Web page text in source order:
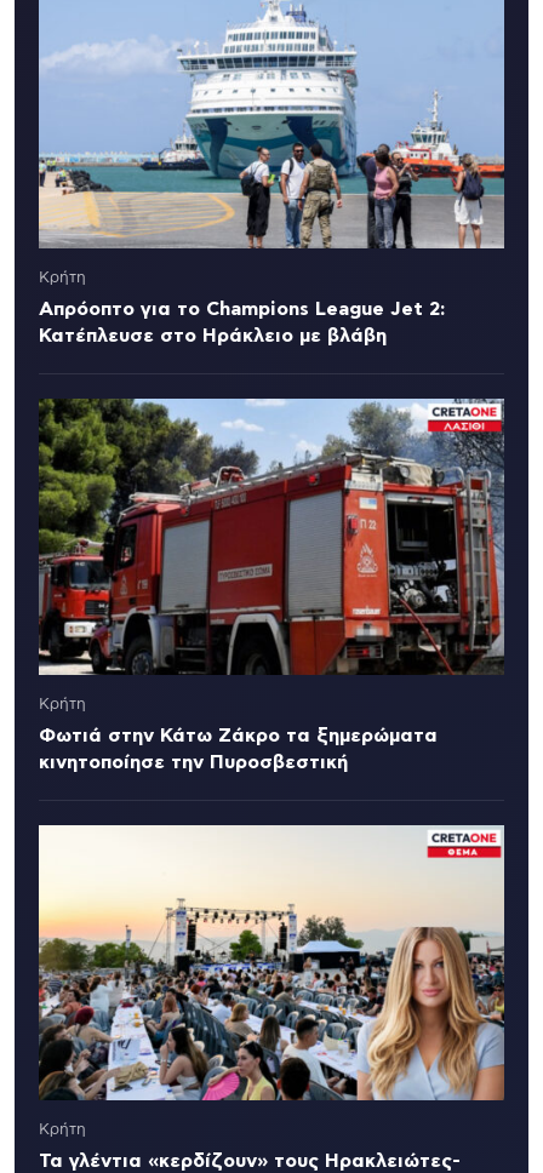
Κρήτη
Απρόοπτο για το Champions League Jet 2:
Κατέπλευσε στο Ηράκλειο με βλάβη
Κρήτη
Φωτιά στην Κάτω Ζάκρο τα ξημερώματα
κινητοποίησε την Πυροσβεστική
Κρήτη
Τα γλέντια «κερδίζουν» τους Ηρακλειώτες-